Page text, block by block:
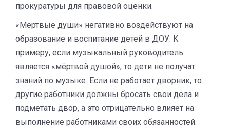
прокуратуры для правовой оценки.
«Мёртвые души» негативно воздействуют на
образование и воспитание детей в ДОУ. К
примеру, если музыкальный руководитель
является «мёртвой душой», то дети не получат
знаний по музыке. Если не работает дворник, то
другие работники должны бросать свои дела и
подметать двор, а это отрицательно влияет на
выполнение работниками своих обязанностей.